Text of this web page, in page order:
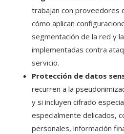
trabajan con proveedores
cómo aplican
segmentación de la red y
implementadas contra
servicio.
Protección de datos
recurren a la
y si incluyen cifrado
especialmente delicados,
personales, información